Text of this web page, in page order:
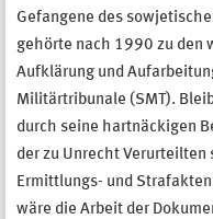
Gefangene des
gehörte nach 1990 zu den
Aufklärung und
Militärtribunale (SMT).
durch seine hartnäckigen
der zu Unrecht Verurteilten
Ermittlungs- und
wäre die Arbeit der